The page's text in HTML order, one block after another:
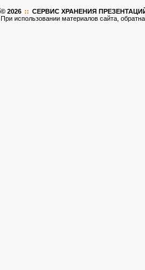
© 2026 :: CЕРВИС ХРАНЕНИЯ ПРЕЗЕНТАЦИЙ
При использовании материалов сайта,